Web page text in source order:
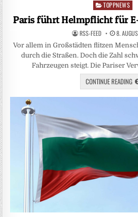
Posted
in
TOPPNEWS
Paris führt Helmpflicht für
RSS-FEED 8.
Vor allem in Großstädten flitzen
durch die Straßen. Doch die Zahl
Fahrzeugen steigt. Die Pariser
CONTINUE READING